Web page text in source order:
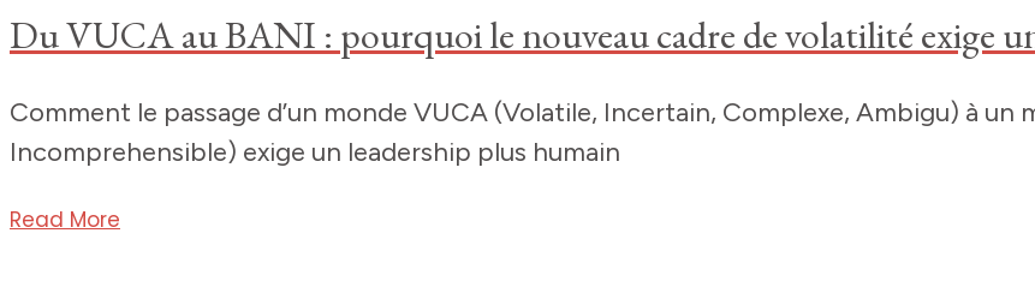
Du VUCA au BANI : pourquoi le nouveau cadre de volatilité exige
Comment le passage d’un monde VUCA (Volatile, Incertain, Complexe, Ambigu) à
Incomprehensible) exige un leadership plus humain
Read More